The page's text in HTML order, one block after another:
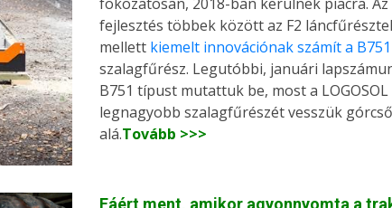
fejlesztés többek között az F2
mellett kiemelt innovációnak számít a B751
szalagfűrész. Legutóbbi, januári
B751 típust mutattuk be, most a LOGOSOL
legnagyobb szalagfűrészét vesszük górcső
alá.Tovább >>>
Fáért ment, amikor agyonnyomta a